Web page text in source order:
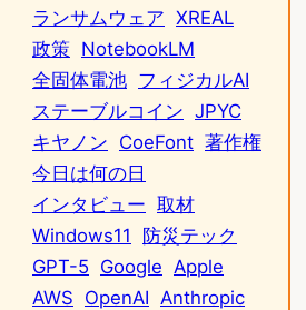
ランサムウェア XREAL
政策 NotebookLM
全固体電池 フィジカルAI
ステーブルコイン JPYC
キヤノン CoeFont 著作権
今日は何の日
インタビュー 取材
Windows11
防災テック
GPT-5 Google Apple
AWS OpenAI Anthropic